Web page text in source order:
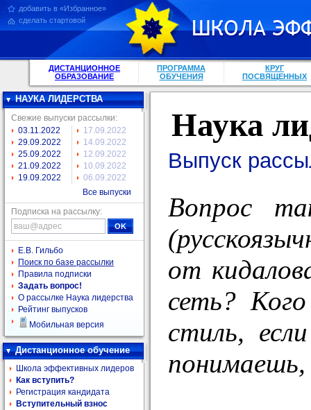
добавить в «Избранное»
сделать стартовой
ДИСТАНЦИОННОЕ
ОБРАЗОВАНИЕ
ПРОГРАММА
ОБУЧЕНИЯ
КРУГ
ПОСВЯЩЕННЫХ
НАУКА ЛИДЕРСТВА
Свежие выпуски рассылки:
03.11.2022
29.09.2022
25.09.2022
21.09.2022
19.09.2022
17.09.2022
14.09.2022
12.09.2022
10.09.2022
06.09.2022
Все выпуски
Подписка на рассылку:
Е.В. Гильбо
Поиск по базе рассылки
Правила подписки
Задать вопрос!
О рассылке Наука лидерства
Рейтинг выпусков
Мобильная версия
Дистанционное обучение
Школа эффективных лидеров
Как вступить?
Регистрация кандидата
Вступительный взнос
Наука
Выпуск
Вопрос
от
сеть?
стиль,